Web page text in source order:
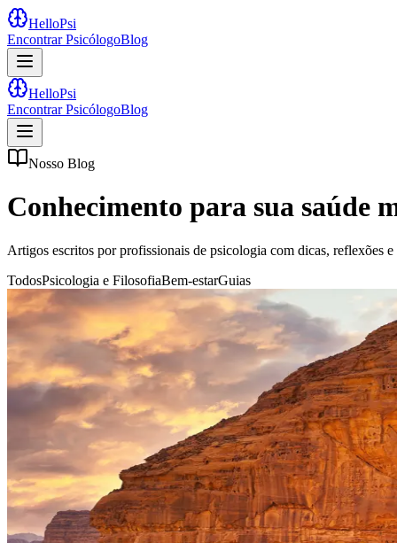
HelloPsi
Encontrar PsicólogoBlog
HelloPsi
Encontrar PsicólogoBlog
Nosso Blog
Conhecimento para sua saúde
Artigos escritos por profissionais de psicologia com dicas, reflexões
TodosPsicologia e FilosofiaBem-estarGuias